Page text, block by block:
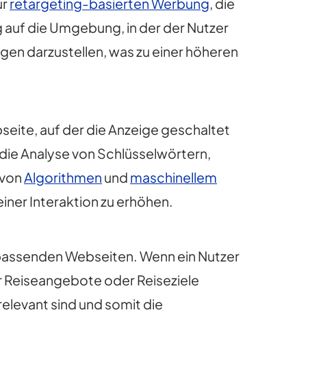
retargeting-basierten Werbung, die
die Umgebung, in der der Nutzer
darzustellen, was zu einer höheren
auf der die Anzeige geschaltet
Analyse von Schlüsselwörtern,
Algorithmen und maschinellem
Interaktion zu erhöhen.
Webseiten. Wenn ein Nutzer
oder Reiseziele
sind und somit die